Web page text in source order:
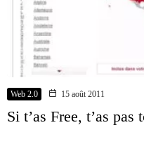
Web 2.0 15 août 2011
Si t’as Free, t’as pas